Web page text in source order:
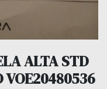
ALTA STD
VOE20480536